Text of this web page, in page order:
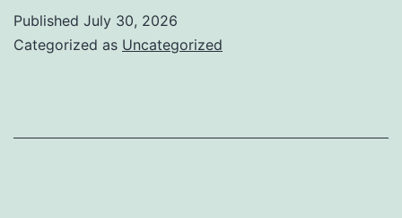
Published July 30, 2026
Categorized as Uncategorized